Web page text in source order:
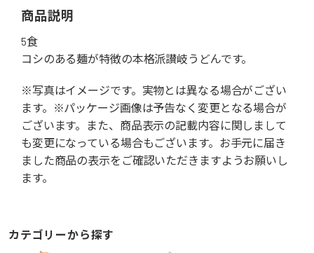
商品説明
5食
コシのある麺が特徴の本格派讃岐うどんです。
※写真はイメージです。実物とは異なる場合がござい
ます。※パッケージ画像は予告なく変更となる場合が
ございます。また、商品表示の記載内容に関しまして
も変更になっている場合もございます。お手元に届き
ました商品の表示をご確認いただきますようお願いし
ます。
カテゴリーから探す